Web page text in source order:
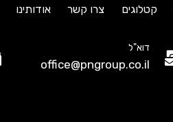
קטלוגים צרו קשר אודותינו
דוא"ל
office@pngroup.co.il